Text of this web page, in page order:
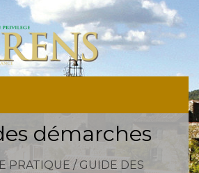
démarches
PRATIQUE / GUIDE DES